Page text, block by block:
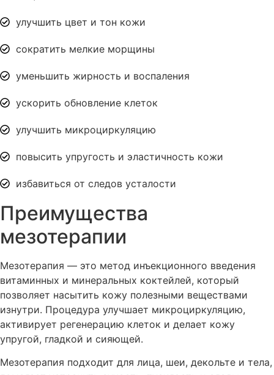
улучшить цвет и тон кожи
сократить мелкие морщины
уменьшить жирность и воспаления
ускорить обновление клеток
улучшить микроциркуляцию
повысить упругость и эластичность кожи
избавиться от следов усталости
Преимущества
мезотерапии
Мезотерапия — это метод инъекционного введения
витаминных и минеральных коктейлей, который
позволяет насытить кожу полезными веществами
изнутри. Процедура улучшает микроциркуляцию,
активирует регенерацию клеток и делает кожу
упругой, гладкой и сияющей.
Мезотерапия подходит для лица, шеи, декольте и тела,